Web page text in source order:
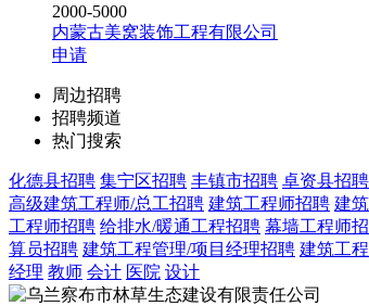
2000-5000
内蒙古美窝装饰工程有限公司
申请
周边招聘
招聘频道
热门搜索
化德县招聘 集宁区招聘 丰镇市招聘 卓资县招聘
高级建筑工程师/总工招聘 建筑工程师招聘 建
工程师招聘 给排水/暖通工程招聘 幕墙工程师
算员招聘 建筑工程管理/项目经理招聘 建筑工
经理 教师 会计 医院 设计